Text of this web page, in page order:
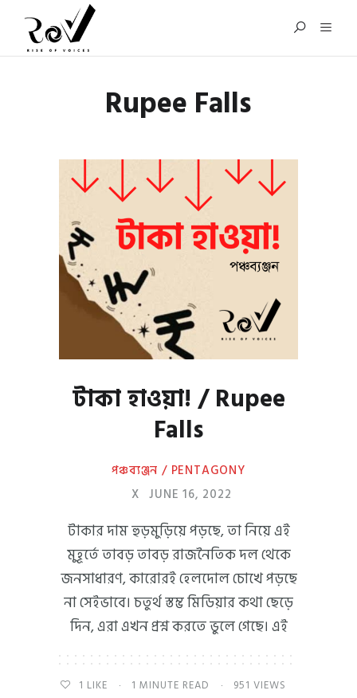
Rupee Falls
টাকা হাওয়া! / Rupee
Falls
পঞ্চব্যঞ্জন / PENTAGONY
X JUNE 16, 2022
টাকার দাম হুড়মুড়িয়ে পড়ছে, তা নিয়ে এই
মুহূর্তে তাবড় তাবড় রাজনৈতিক দল থেকে
জনসাধারণ, কারোরই হেলদোল চোখে পড়ছে
না সেইভাবে। চতুর্থ স্তম্ভ মিডিয়ার কথা ছেড়ে
দিন, এরা এখন প্রশ্ন করতে ভুলে গেছে। এই
1 LIKE 1 MINUTE READ 951 VIEWS